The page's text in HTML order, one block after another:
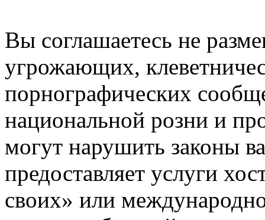
Вы соглашаетесь не
угрожающих,
порнографических
национальной розни и
могут нарушить законы
предоставляет услуги
своих» или